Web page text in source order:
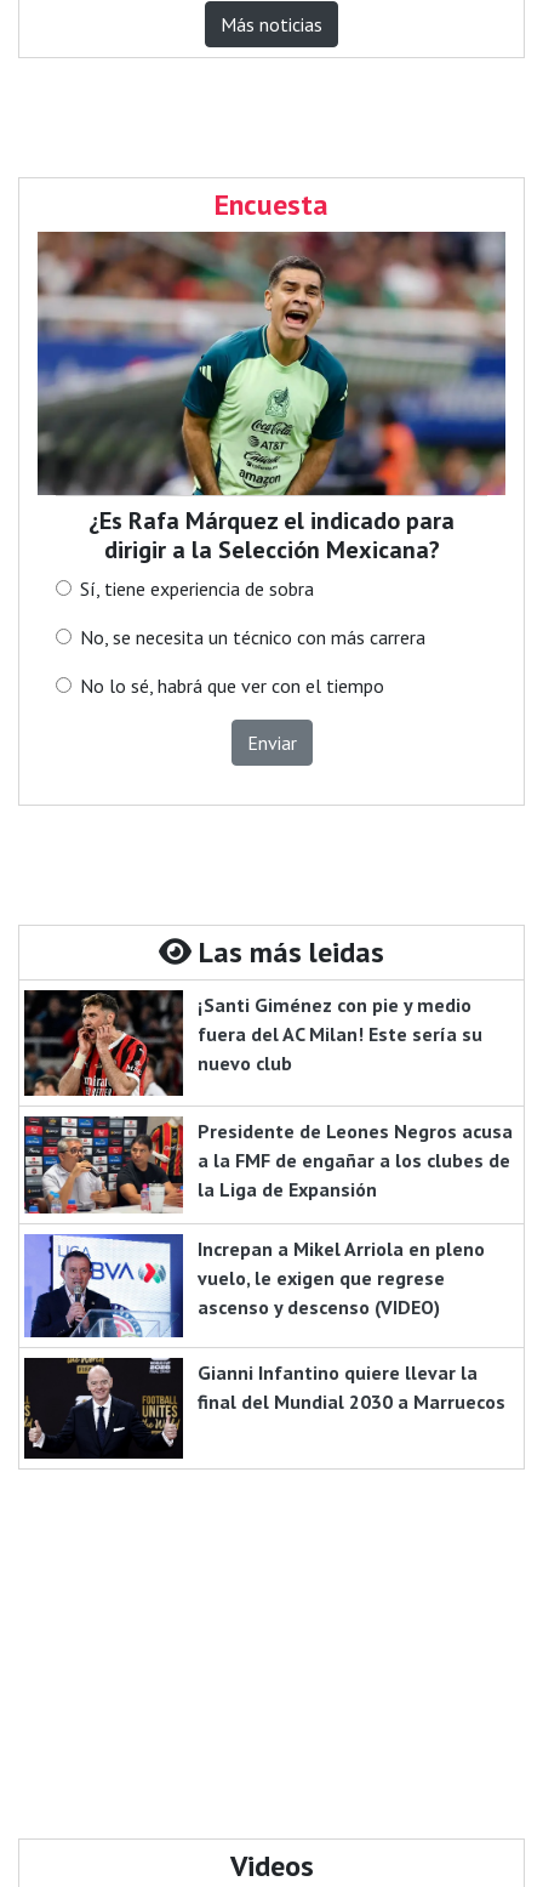
Más noticias
Encuesta
¿Es Rafa Márquez el indicado para
dirigir a la Selección Mexicana?
Sí, tiene experiencia de sobra
No, se necesita un técnico con más carrera
No lo sé, habrá que ver con el tiempo
Enviar
Las más leidas
¡Santi Giménez con pie y medio
fuera del AC Milan! Este sería su
nuevo club
Presidente de Leones Negros acusa
a la FMF de engañar a los clubes de
la Liga de Expansión
Increpan a Mikel Arriola en pleno
vuelo, le exigen que regrese
ascenso y descenso (VIDEO)
Gianni Infantino quiere llevar la
final del Mundial 2030 a Marruecos
Videos